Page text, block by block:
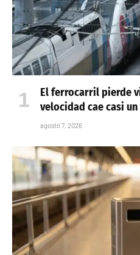
El ferrocarril pierde
velocidad cae casi
agosto 7, 2026